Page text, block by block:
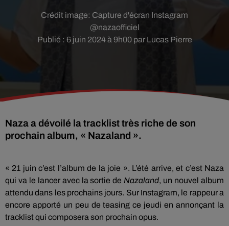
Publié : 6 juin 2024 à 9h00 par Lucas Pierre
Crédit image: Capture d'écran Instagram
@nazaofficiel
Naza a dévoilé la tracklist très riche de son
prochain album, « Nazaland ».
« 21 juin c’est l’album de la joie ». L’été arrive, et c’est Naza
qui va le lancer avec la sortie de Nazaland, un nouvel album
attendu dans les prochains jours. Sur Instagram, le rappeur a
encore apporté un peu de teasing ce jeudi en annonçant la
tracklist qui composera son prochain opus.